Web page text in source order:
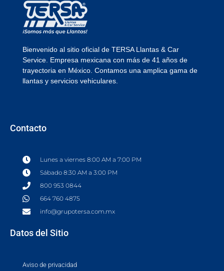
Bienvenido al sitio oficial de TERSA Llantas & Car
Service. Empresa mexicana con más de 41 años de
trayectoria en México. Contamos una amplica gama de
llantas y servicios vehiculares.
Contacto
Lunes a viernes 8:00 AM a 7:00 PM
Sábado 8:30 AM a 3:00 PM
800 953 0844
664 760 4875
info@grupotersa.com.mx
Datos del Sitio
Aviso de privacidad